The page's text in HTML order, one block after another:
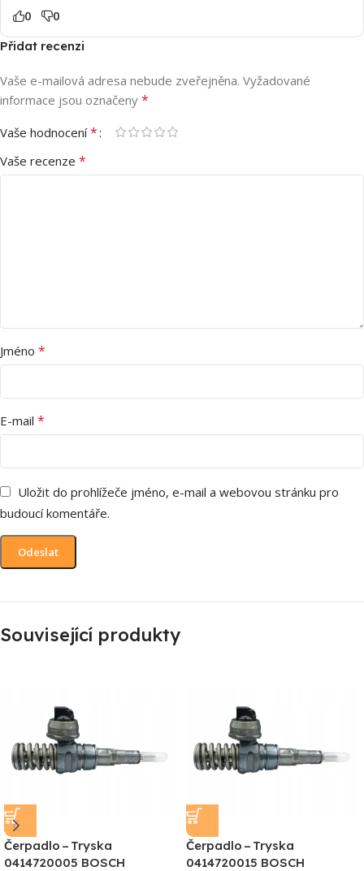
0 0
Přidat recenzi
Vaše e-mailová adresa nebude zveřejněna. Vyžadované
informace jsou označeny *
Vaše hodnocení*
Vaše recenze *
Jméno *
E-mail *
Uložit do prohlížeče jméno, e-mail a webovou stránku pro
budoucí komentáře.
Související produkty
Čerpadlo – Tryska
0414720005 BOSCH
Čerpadlo – Tryska
0414720015 BOSCH